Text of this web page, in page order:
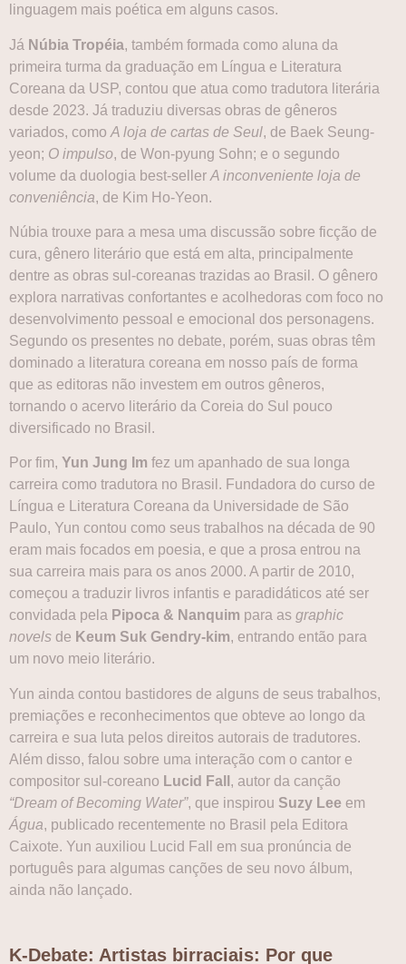
linguagem mais poética em alguns casos.
Já Núbia Tropéia, também formada como aluna da
primeira turma da graduação em Língua e Literatura
Coreana da USP, contou que atua como tradutora literária
desde 2023. Já traduziu diversas obras de gêneros
variados, como A loja de cartas de Seul, de Baek Seung-
yeon; O impulso, de Won-pyung Sohn; e o segundo
volume da duologia best-seller A inconveniente loja de
conveniência, de Kim Ho-Yeon.
Núbia trouxe para a mesa uma discussão sobre ficção de
cura, gênero literário que está em alta, principalmente
dentre as obras sul-coreanas trazidas ao Brasil. O gênero
explora narrativas confortantes e acolhedoras com foco no
desenvolvimento pessoal e emocional dos personagens.
Segundo os presentes no debate, porém, suas obras têm
dominado a literatura coreana em nosso país de forma
que as editoras não investem em outros gêneros,
tornando o acervo literário da Coreia do Sul pouco
diversificado no Brasil.
Por fim, Yun Jung Im fez um apanhado de sua longa
carreira como tradutora no Brasil. Fundadora do curso de
Língua e Literatura Coreana da Universidade de São
Paulo, Yun contou como seus trabalhos na década de 90
eram mais focados em poesia, e que a prosa entrou na
sua carreira mais para os anos 2000. A partir de 2010,
começou a traduzir livros infantis e paradidáticos até ser
convidada pela Pipoca & Nanquim para as graphic
novels de Keum Suk Gendry-kim, entrando então para
um novo meio literário.
Yun ainda contou bastidores de alguns de seus trabalhos,
premiações e reconhecimentos que obteve ao longo da
carreira e sua luta pelos direitos autorais de tradutores.
Além disso, falou sobre uma interação com o cantor e
compositor sul-coreano Lucid Fall , autor da canção
“Dream of Becoming Water”, que inspirou Suzy Lee em
Água, publicado recentemente no Brasil pela Editora
Caixote. Yun auxiliou Lucid Fall em sua pronúncia de
português para algumas canções de seu novo álbum,
ainda não lançado.
K-Debate: Artistas birraciais: Por que